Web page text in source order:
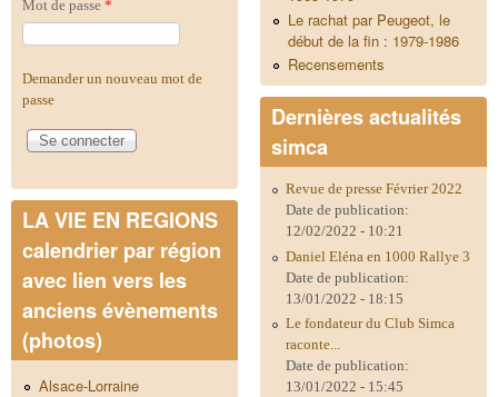
Mot de passe *
Demander un nouveau mot de
passe
LA VIE EN REGIONS
calendrier par région
avec lien vers les
anciens évènements
(photos)
Alsace-Lorraine
Le rachat par Peugeot, le
début de la fin : 1979-1986
Recensements
Dernières actualités
simca
Revue de presse Février 2022
Date de publication:
12/02/2022 - 10:21
Daniel Eléna en 1000 Rallye 3
Date de publication:
13/01/2022 - 18:15
Le fondateur du Club Simca
raconte...
Date de publication:
13/01/2022 - 15:45